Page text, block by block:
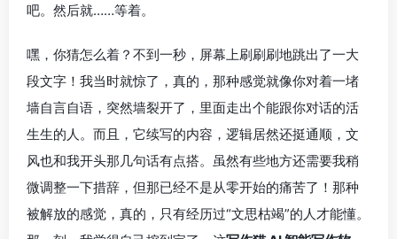
吧。然后就……等着。
嘿，你猜怎么着？不到一秒，屏幕上刷刷刷地跳出了一大
段文字！我当时就惊了，真的，那种感觉就像你对着一堵
墙自言自语，突然墙裂开了，里面走出个能跟你对话的活
生生的人。而且，它续写的内容，逻辑居然还挺通顺，文
风也和我开头那几句话有点搭。虽然有些地方还需要我稍
微调整一下措辞，但那已经不是从零开始的痛苦了！那种
被解放的感觉，真的，只有经历过“文思枯竭”的人才能懂。